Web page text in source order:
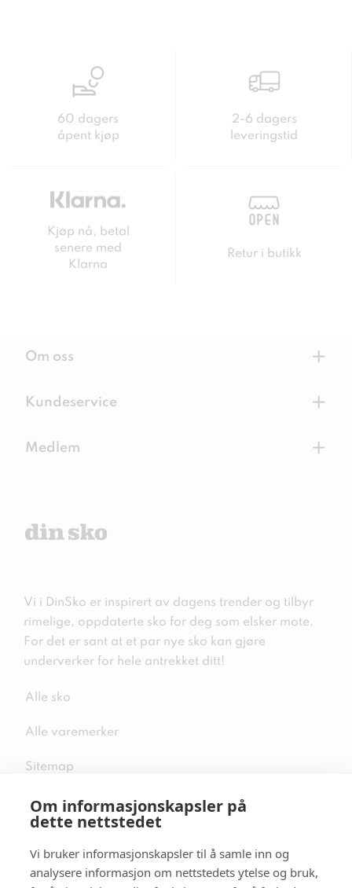
Om informasjonskapsler på
dette nettstedet
Vi bruker informasjonskapsler til å samle inn og
analysere informasjon om nettstedets ytelse og bruk,
60 dagers
åpent kjøp
2-6 dagers
leveringstid
Kjøp nå, betal
senere med
Klarna
Retur i butikk
Om oss +
Kundeservice +
Medlem +
Vi i DinSko er inspirert av dagens trender og tilbyr
rimelige, oppdaterte sko for deg som elsker mote.
For det er sant at et par nye sko kan gjøre
underverker for hele antrekket ditt!
Alle sko
Alle varemerker
Sitemap
Følg oss i sosiale medier